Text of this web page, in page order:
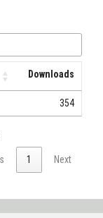
Downloads
354
1 Next